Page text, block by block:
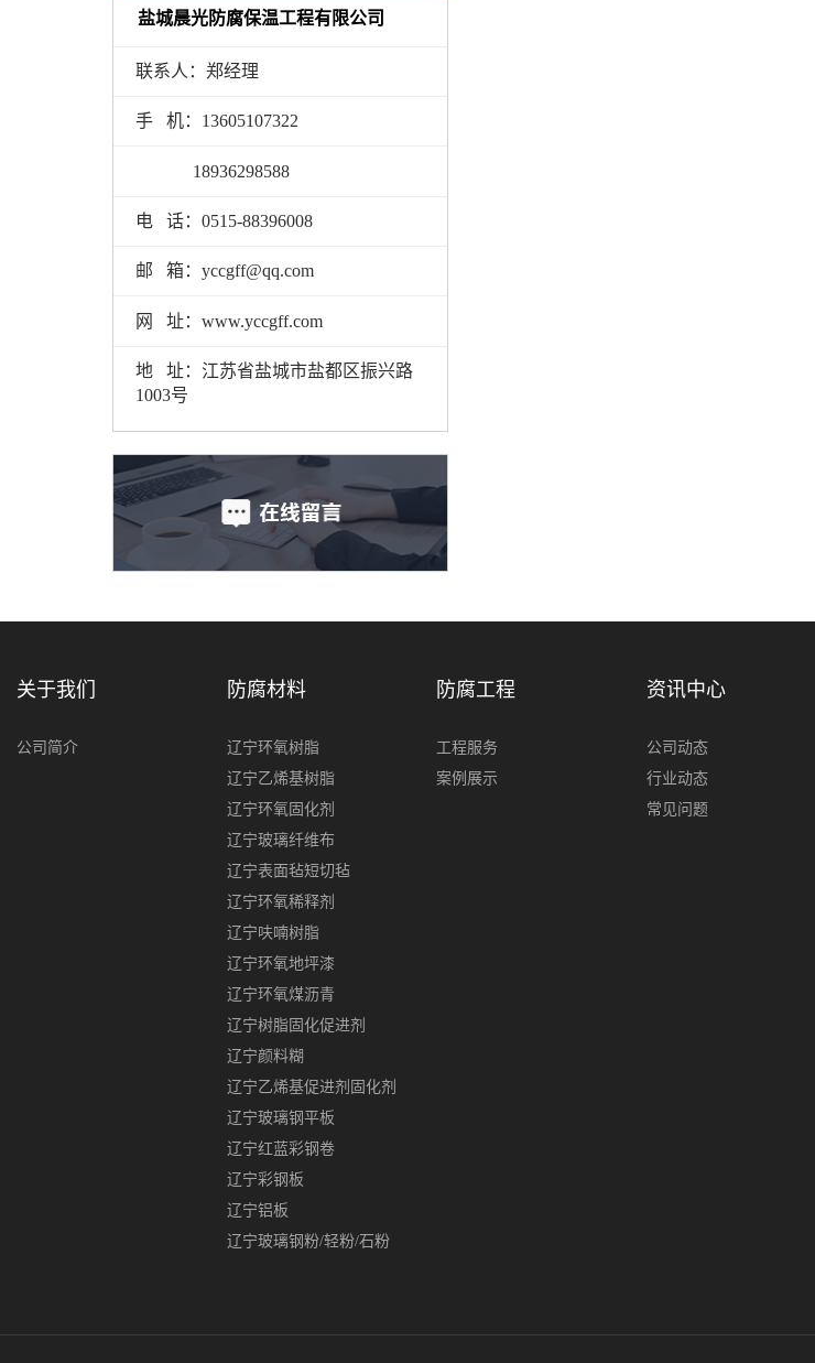
盐城晨光防腐保温工程有限公司
联系人：郑经理
手 机：13605107322
18936298588
电 话：0515-88396008
邮 箱：yccgff@qq.com
网 址：www.yccgff.com
地 址：江苏省盐城市盐都区振兴路
1003号
关于我们
公司简介
防腐材料
辽宁环氧树脂
辽宁乙烯基树脂
辽宁环氧固化剂
辽宁玻璃纤维布
辽宁表面毡短切毡
辽宁环氧稀释剂
辽宁呋喃树脂
辽宁环氧地坪漆
辽宁环氧煤沥青
辽宁树脂固化促进剂
辽宁颜料糊
辽宁乙烯基促进剂固化剂
辽宁玻璃钢平板
辽宁红蓝彩钢卷
辽宁彩钢板
辽宁铝板
辽宁玻璃钢粉/轻粉/石粉
防腐工程
工程服务
案例展示
资讯中心
公司动态
行业动态
常见问题